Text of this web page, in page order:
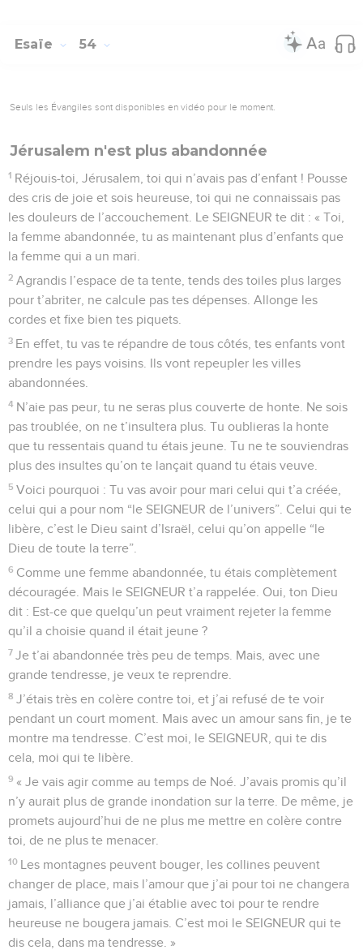
Esaïe 54
Seuls les Évangiles sont disponibles en vidéo pour le moment.
Jérusalem n'est plus abandonnée
1 Réjouis-toi, Jérusalem, toi qui n’avais pas d’enfant ! Pousse
des cris de joie et sois heureuse, toi qui ne connaissais pas
les douleurs de l’accouchement. Le SEIGNEUR te dit : « Toi,
la femme abandonnée, tu as maintenant plus d’enfants que
la femme qui a un mari.
2 Agrandis l’espace de ta tente, tends des toiles plus larges
pour t’abriter, ne calcule pas tes dépenses. Allonge les
cordes et fixe bien tes piquets.
3 En effet, tu vas te répandre de tous côtés, tes enfants vont
prendre les pays voisins. Ils vont repeupler les villes
abandonnées.
4 N’aie pas peur, tu ne seras plus couverte de honte. Ne sois
pas troublée, on ne t’insultera plus. Tu oublieras la honte
que tu ressentais quand tu étais jeune. Tu ne te souviendras
plus des insultes qu’on te lançait quand tu étais veuve.
5 Voici pourquoi : Tu vas avoir pour mari celui qui t’a créée,
celui qui a pour nom “le SEIGNEUR de l’univers”. Celui qui te
libère, c’est le Dieu saint d’Israël, celui qu’on appelle “le
Dieu de toute la terre”.
6 Comme une femme abandonnée, tu étais complètement
découragée. Mais le SEIGNEUR t’a rappelée. Oui, ton Dieu
dit : Est-ce que quelqu’un peut vraiment rejeter la femme
qu’il a choisie quand il était jeune ?
7 Je t’ai abandonnée très peu de temps. Mais, avec une
grande tendresse, je veux te reprendre.
8 J’étais très en colère contre toi, et j’ai refusé de te voir
pendant un court moment. Mais avec un amour sans fin, je te
montre ma tendresse. C’est moi, le SEIGNEUR, qui te dis
cela, moi qui te libère.
9 « Je vais agir comme au temps de Noé. J’avais promis qu’il
n’y aurait plus de grande inondation sur la terre. De même, je
promets aujourd’hui de ne plus me mettre en colère contre
toi, de ne plus te menacer.
10 Les montagnes peuvent bouger, les collines peuvent
changer de place, mais l’amour que j’ai pour toi ne changera
jamais, l’alliance que j’ai établie avec toi pour te rendre
heureuse ne bougera jamais. C’est moi le SEIGNEUR qui te
dis cela, dans ma tendresse. »